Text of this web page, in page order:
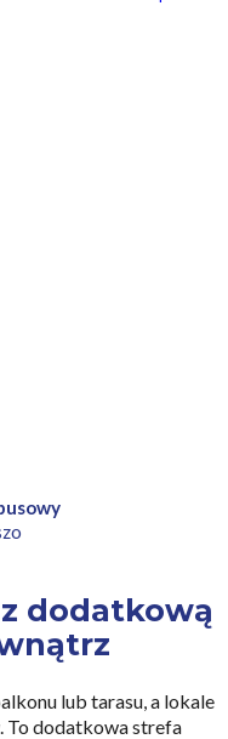
spacerom,
po
dodatkową
lub tarasu, a lokale
To dodatkowa strefa